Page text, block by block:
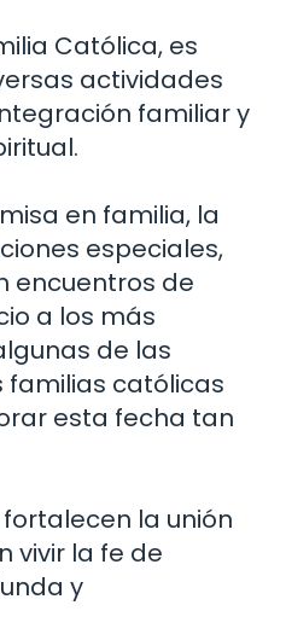
Católica, es
actividades
familiar y
en familia, la
especiales,
encuentros de
a los más
de las
familias católicas
esta fecha tan
la unión
vivir la fe de
y